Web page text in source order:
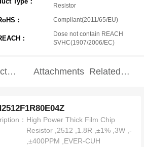
Resistor
： Compliant(2011/65/EU)
：
Dose not contain REACH
SVHC(1907/2006/EC)
Attachments Related
： High Power Thick Film Chip
Resistor ,2512 ,1.8R ,±1% ,3W ,-
,±400PPM ,EVER-CUH